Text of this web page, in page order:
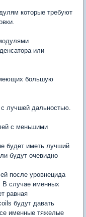
которые требуют
или
большую
лучшей дальностью.
с меньшими
будет иметь лучший
будут очевидно
после уровнецида
В случае именных
равная
будут давать
именные тяжелые